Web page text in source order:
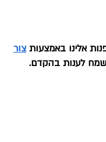
אלינו באמצעות צור
לענות בהקדם.